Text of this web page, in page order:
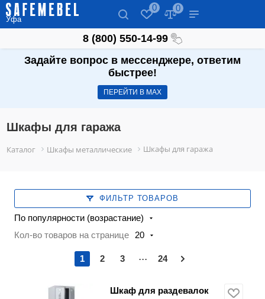
Уфа
0 0
8 (800) 550-14-99
Задайте вопрос в мессенджере, ответим
быстрее!
ПЕРЕЙТИ В МАХ
Шкафы для гаража
Каталог Шкафы металлические Шкафы для гаража
ФИЛЬТР ТОВАРОВ
По популярности (возрастание)
Кол-во товаров на странице
20
1 2 3 ... 24
Шкаф для раздевалок